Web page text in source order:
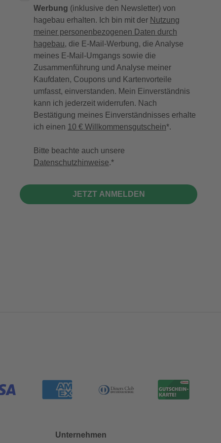
Werbung (inklusive den Newsletter) von
hagebau erhalten. Ich bin mit der Nutzung
meiner personenbezogenen Daten durch
hagebau, die E-Mail-Werbung, die Analyse
meines E-Mail-Umgangs sowie die
Zusammenführung und Analyse meiner
Kaufdaten, Coupons und Kartenvorteile
umfasst, einverstanden. Mein Einverständnis
kann ich jederzeit widerrufen. Nach
Bestätigung meines Einverständnisses erhalte
ich einen 10 € Willkommensgutschein*.
Bitte beachte auch unsere
Datenschutzhinweise.
JETZT ANMELDEN
Unternehmen